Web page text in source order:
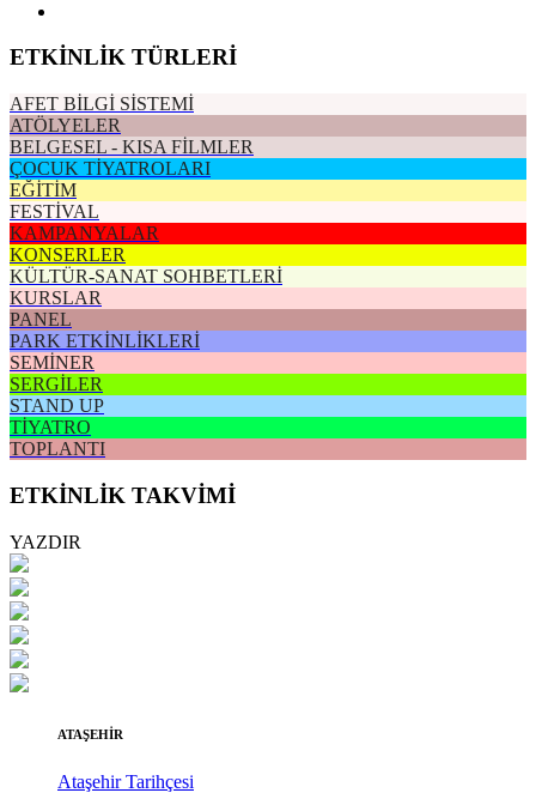
ETKİNLİK TÜRLERİ
AFET BİLGİ SİSTEMİ
ATÖLYELER
BELGESEL - KISA FİLMLER
ÇOCUK TİYATROLARI
EĞİTİM
FESTİVAL
KAMPANYALAR
KONSERLER
KÜLTÜR-SANAT SOHBETLERİ
KURSLAR
PANEL
PARK ETKİNLİKLERİ
SEMİNER
SERGİLER
STAND UP
TİYATRO
TOPLANTI
ETKİNLİK TAKVİMİ
YAZDIR
ATAŞEHİR
Ataşehir Tarihçesi